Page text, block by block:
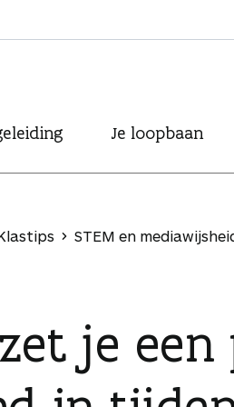
Je loopbaan
STEM en
je